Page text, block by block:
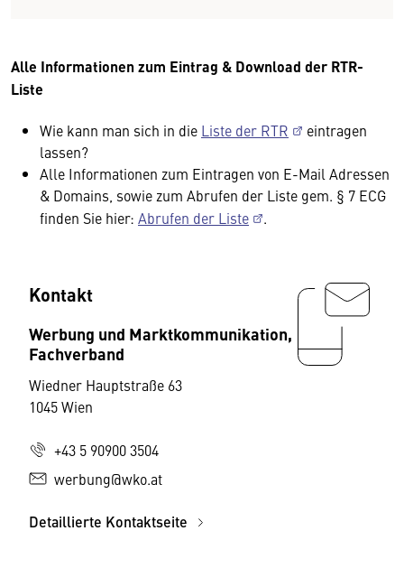
Alle Informationen zum Eintrag & Download der RTR-
Liste
Wie kann man sich in die Liste der RTR
eintragen
lassen?
Alle Informationen zum Eintragen von E-Mail Adressen
& Domains, sowie zum Abrufen der Liste gem. § 7 ECG
finden Sie hier: Abrufen der Liste .
Kontakt
Werbung und Marktkommunikation,
Fachverband
Wiedner Hauptstraße 63
1045 Wien
+43 5 90900 3504
werbung@wko.at
Detaillierte Kontaktseite